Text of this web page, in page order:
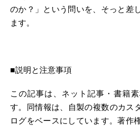
のか？」という問いを、そっと差
ます。
■説明と注意事項
この記事は、ネット記事・書籍
す。同情報は、自製の複数のカス
ログをベースにしています。著作